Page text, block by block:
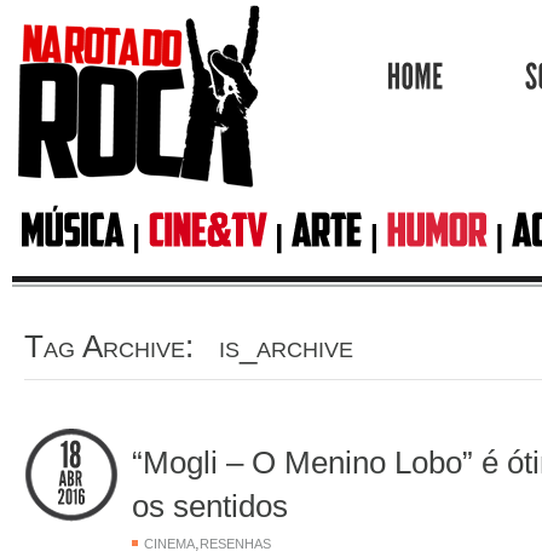
Tag Archive: is_archive
“Mogli – O Menino Lobo” é
os sentidos
CINEMA, RESENHAS